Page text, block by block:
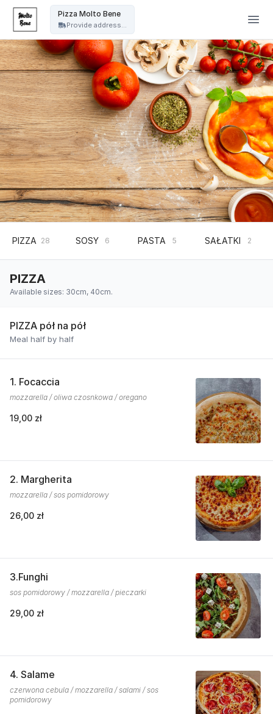
Pizza Molto Bene
Provide address...
PIZZA 28 SOSY 6 PASTA 5 SAŁATKI 2
PIZZA
Available sizes: 30cm, 40cm.
PIZZA pół na pół
Meal half by half
1. Focaccia
mozzarella / oliwa czosnkowa / oregano
19,00 zł
2. Margherita
mozzarella / sos pomidorowy
26,00 zł
3.Funghi
sos pomidorowy / mozzarella / pieczarki
29,00 zł
4. Salame
czerwona cebula / mozzarella / salami / sos
pomidorowy